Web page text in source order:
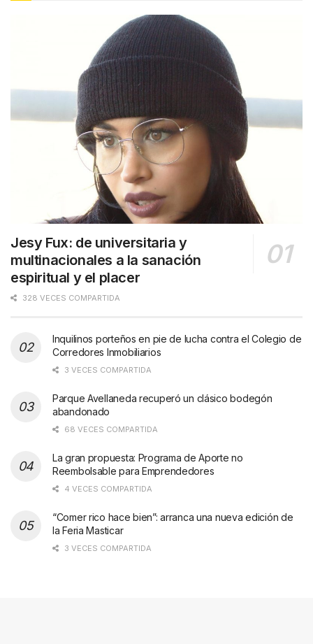
Jesy Fux: de universitaria y
multinacionales a la sanación
espiritual y el placer
328 VECES COMPARTIDA
Inquilinos porteños en pie de lucha contra el Colegio de
Corredores Inmobiliarios
3 VECES COMPARTIDA
Parque Avellaneda recuperó un clásico bodegón
abandonado
68 VECES COMPARTIDA
La gran propuesta: Programa de Aporte no
Reembolsable para Emprendedores
4 VECES COMPARTIDA
“Comer rico hace bien”: arranca una nueva edición de
la Feria Masticar
3 VECES COMPARTIDA